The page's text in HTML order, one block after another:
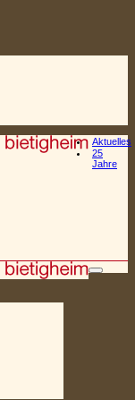
Aktuelles
25
Jahre